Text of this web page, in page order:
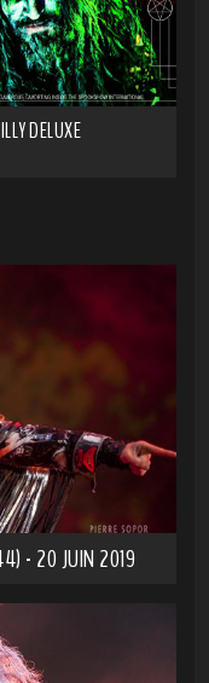
DELUXE
- 20 JUIN 2019